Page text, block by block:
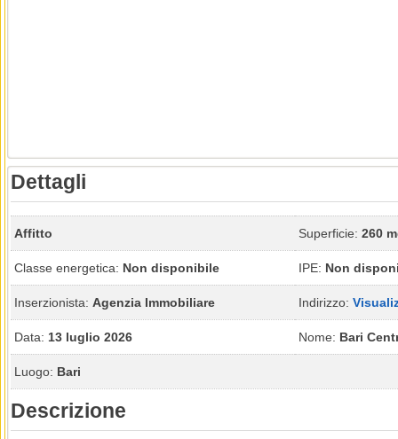
Dettagli
Affitto Superficie: 260
Classe energetica: Non disponibile IPE: Non
Inserzionista: Agenzia Immobiliare Indirizzo:
Data: 13 luglio 2026 Nome: Bari
Luogo: Bari
Descrizione